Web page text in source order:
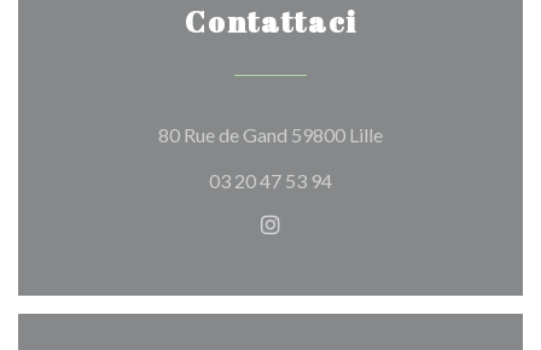
Contattaci
80 Rue de Gand 59800 Lille((apre una nuova
03 20 47 53 94
Instagram ((apre una nuova